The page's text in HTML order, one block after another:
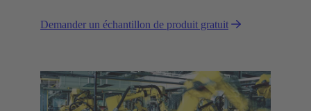
Demander un échantillon de produit gratuit